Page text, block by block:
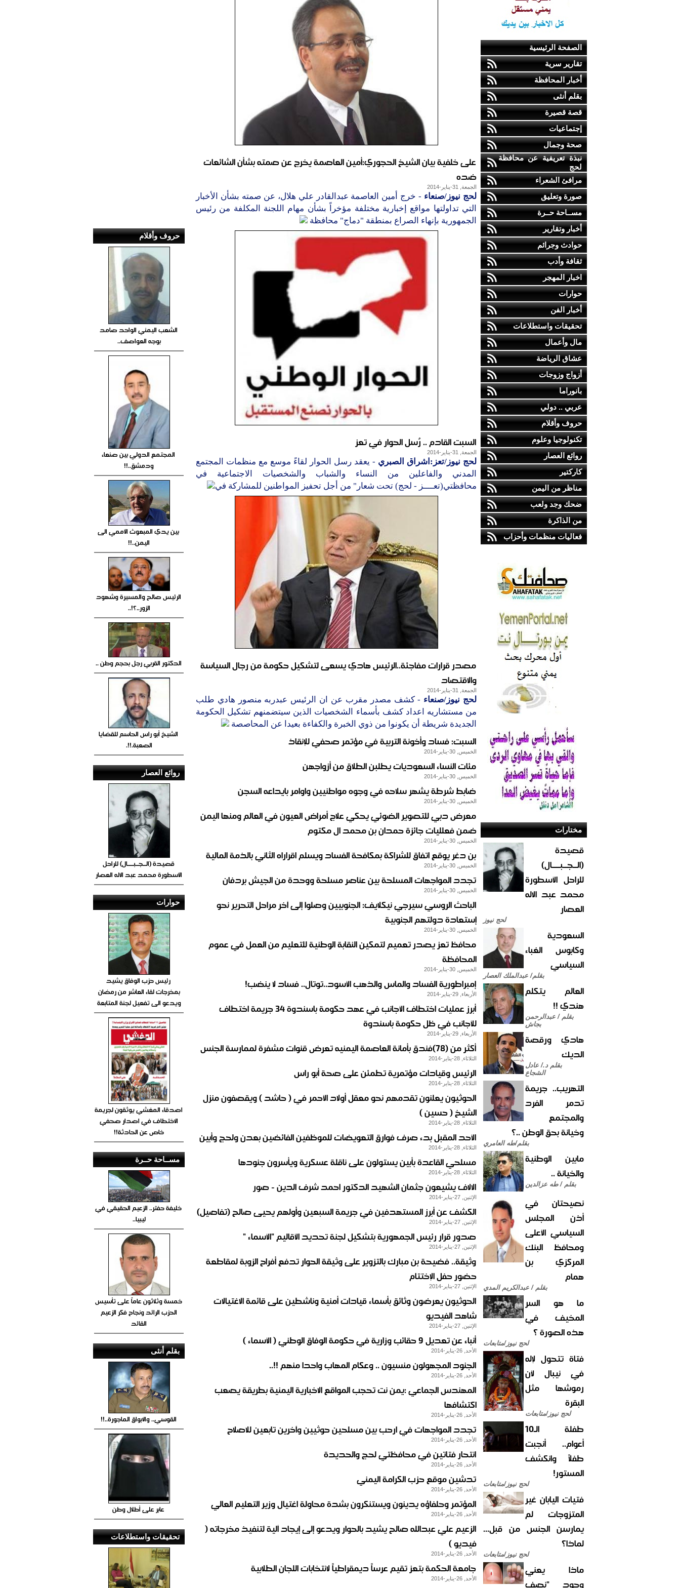
الصفحة الرئيسية
تقارير سرية
أخبار المحافظة
بقلم أنثى
قصة قصيرة
إجتماعيات
صحة وجمال
نبذة تعريفية عن محافظة
لحج
مرافئ الشعراء
صورة وتعليق
مســاحة حــرة
أخبار وتقارير
حوادث وجرائم
ثقافة وأدب
اخبار المهجر
حوارات
أخبار الفن
تحقيقات واستطلاعات
مال وأعمال
عشاق الرياضة
أزواج وزوجات
بانوراما
عربي .. دولي
حروف وأقلام
تكنولوجيا وعلوم
روائع العصار
كاركتير
مناظر من اليمن
ضحك وجد ولعب
من الذاكرة
فعاليات منظمات وأحزاب
مختارات
قصيدة
(الــجــبــــال)
للراحل الأسطورة
محمد عبد الاله
العصار
لحج نيوز
السعودية
وكابوس الغباء
السياسي
بقلم/ عبدالملك العصار
العالم يتكلم
هندي !!
بقلم / عبدالرحمن
بجاش
هادي ورقصة
الديك
بقلم د./ عادل
الشجاع
التهريب.. جريمة
تدمر الفرد
والمجتمع
وخيانة بحق الوطن ..؟
بقلم/طه العامري
مابين الوطنية
والخيانة ..
بقلم / طه عزالدين
نصيحتان في
أذن المجلس
السياسي الأعلى
ومحافظ البنك
المركزي بن
همام
بقلم / عبدالكريم المدي
ما هو السر
المخيف في
هذه الصورة ؟
لحج نيوز/متابعات
فتاة تتحول لإله
في نيبال لأن
رموشها مثل
البقرة
لحج نيوز/متابعات
طفلة الـ10
أعوام.. أنجبت
طفلاً وانكشف
المستور!
لحج نيوز/متابعات
فتيات اليابان غير
المتزوجات لم
يمارسن الجنس من قبل...
لماذا؟
لحج نيوز/متابعات
ماذا يعني
وجود "نصف
على خلفية بيان الشيخ الحجوري:أمين العاصمة يخرج عن صمته بشأن الشائعات
ضده
الجمعة, 31-يناير-2014
لحج نيوز/صنعاء - خرج أمين العاصمة عبدالقادر علي هلال، عن صمته بشأن الأخبار
التي تداولتها مواقع إخبارية مختلفة مؤخراً بشأن مهام اللجنة المكلفة من رئيس
الجمهورية بإنهاء الصراع بمنطقة "دماج" محافظة
السبت القادم .. رُسل الحوار في تعز
الجمعة, 31-يناير-2014
لحج نيوز/تعز:اشراق الصبري - يعقد رسل الحوار لقاءً موسع مع منظمات المجتمع
المدني والفاعلين من النساء والشباب والشخصيات الاجتماعية في
محافظتي(تعــــز - لحج) تحت شعار" من أجل تحفيز المواطنين للمشاركة في
مصدر قرارات مفاجئة..الرئيس هادي يسعى لتشكيل حكومة من رجال السياسة
والاقتصاد
الجمعة, 31-يناير-2014
لحج نيوز/صنعاء - كشف مصدر مقرب عن ان الرئيس عبدربه منصور هادي طلب
من مستشاريه اعداد كشف بأسماء الشخصيات الذين سيتضمنهم تشكيل الحكومة
الجديدة شريطة أن يكونوا من ذوي الخبرة والكفاءة بعيدا عن المحاصصة
السبت: فساد وأخونة التربية في مؤتمر صحفي للإنقاذ
الخميس, 30-يناير-2014
مئات النساء السعوديات يطلبن الطلاق من أزواجهن
الخميس, 30-يناير-2014
ضابط شرطة يشهر سلاحه في وجوه مواطنيين واوامر بايداعه السجن
الخميس, 30-يناير-2014
معرض دبي للتصوير الضوئي يحكي علاج أمراض العيون في العالم ومنها اليمن
ضمن فعلليات جائزة حمدان بن محمد ال مكتوم
الخميس, 30-يناير-2014
بن دغر يوقع اتفاق للشراكة بمكافحة الفساد ويسلم اقراراه الثاني بالذمة المالية
الخميس, 30-يناير-2014
تجدد المواجهات المسلحة بين عناصر مسلحة ووحدة من الجيش بردفان
الخميس, 30-يناير-2014
الباحث الروسي سيرجي نيكلايف: الجنوبيين وصلوا إلى آخر مراحل التحرير نحو
إستعادة دولتهم الجنوبية
الخميس, 30-يناير-2014
محافظ تعز يصدر تعميم لتمكين النقابة الوطنية للتعليم من العمل في عموم
المحافظة
الخميس, 30-يناير-2014
إمبراطورية الفساد والماس والذهب الأسود..توتال.. فساد لا ينضب!
الأربعاء, 29-يناير-2014
أبرز عمليات اختطاف الأجانب في عهد حكومة باسندوة 34 جريمة اختطاف
للأجانب في ظل حكومة باسندوة
الأربعاء, 29-يناير-2014
أكثر من (78)فندق بأمانة العاصمة اليمنيه تعرض قنوات مشفرة لممارسة الجنس
الثلاثاء, 28-يناير-2014
الرئيس وقيادات مؤتمرية تطمئن على صحة أبو راس
الثلاثاء, 28-يناير-2014
الحوثيون يعلنون تقدمهم نحو معقل أولاد الأحمر في ( حاشد ) ويقصفون منزل
الشيخ ( حسين )
الثلاثاء, 28-يناير-2014
الأحد المقبل بدء صرف فوارق التعويضات للموظفين الفائضين بعدن ولحج وأبين
الثلاثاء, 28-يناير-2014
مسلحي القاعدة بأبين يستولون على ناقلة عسكرية ويأسرون جنودها
الثلاثاء, 28-يناير-2014
الالاف يشيعون جثمان الشهيد الدكتور احمد شرف الدين - صور
الإثنين, 27-يناير-2014
الكشف عن أبرز المستهدفين في جريمة السبعين وأولهم يحيى صالح (تفاصيل)
الإثنين, 27-يناير-2014
صدور قرار رئيس الجمهورية بتشكيل لجنة تحديد الأقاليم "الأسماء "
الإثنين, 27-يناير-2014
وثيقة.. فضيحة بن مبارك بالتزوير على وثيقة الحوار تدفع أفراح الزوبة لمقاطعة
حضور حفل الإختتام
الإثنين, 27-يناير-2014
الحوثيون يعرضون وثائق بأسماء قيادات أمنية وناشطين على قائمة الاغتيالات
شاهد الفيديو
الإثنين, 27-يناير-2014
أنباء عن تعديل 9 حقائب وزارية في حكومة الوفاق الوطني ( الأسماء )
الأحد, 26-يناير-2014
الجنود المجهولون منسيون .. وعكام المهاب واحدا منهم !!..
الأحد, 26-يناير-2014
المهندس الجماعي :يمن نت تحجب المواقع الاخبارية اليمنية بطريقة يصعب
اكتشافها
الأحد, 26-يناير-2014
تجدد المواجهات في ارحب بين مسلحين حوثيين وآخرين تابعين للاصلاح
الأحد, 26-يناير-2014
انتحار فتاتين في محافظتي لحج والحديدة
الأحد, 26-يناير-2014
تدشين موقع حزب الكرامة اليمني
الأحد, 26-يناير-2014
المؤتمر وحلفاؤه يدينون ويستنكرون بشدة محاولة اغتيال وزير التعليم العالي
الأحد, 26-يناير-2014
الزعيم علي عبدالله صالح يشيد بالحوار ويدعو إلى إيجاد آلية لتنفيذ مخرجاته (
فيديو )
الأحد, 26-يناير-2014
جامعة الحكمة بتعز تقيم عرساً ديمقراطياً لانتخابات اللجان الطلابية
الأحد, 26-يناير-2014
حروف وأقلام
الشعب اليمني الواحد صامد
بوجه العواصف..
المجتمع الدولي بين صنعاء
ودمشق..!!
بين يدي المبعوث الأممي الى
اليمن..!!
الرئيس صالح والمسيرة وشهود
الزور..؟!..
الدكتور القربي رجل بحجم وطن ..
الشيخ أبو راس الحاسم للقضايا
الصعبة.!!.
روائع العصار
قصيدة (الــجــبــــال) للراحل
الأسطورة محمد عبد الاله العصار
حوارات
رئيس حزب الوفاق يشيد
بمخرجات لقاء العاشر من رمضان
ويدعو الى تفعيل لجنة المتابعة
اصدقاء المغشي يوثقون لجريمة
الاختطاف في اصدار صحفي
خاص عن الحادثة!!
مســاحة حــرة
خليفة حفتر.. الزعيم الحقيقي في
ليبيا..
خمسة وثلاثون عاماً على تأسيس
الحزب الرائد ونجاح فكر الزعيم
القائد
بقلم أنثى
القوسي.. والابواق الماجورة..!!
عابر على أطلال وطن
تحقيقات واستطلاعات